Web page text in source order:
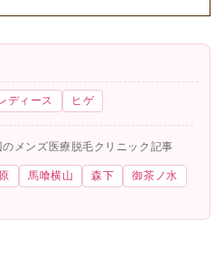
ディース ヒゲ
メンズ医療脱毛クリニック記事
馬喰横山 森下
御茶ノ水